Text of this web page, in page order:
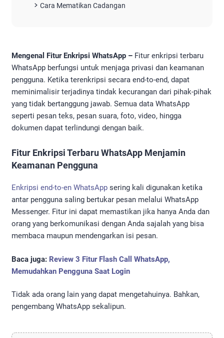
Cara Mematikan Cadangan
Mengenal Fitur Enkripsi WhatsApp – Fitur enkripsi terbaru
WhatsApp berfungsi untuk menjaga privasi dan keamanan
pengguna. Ketika terenkripsi secara end-to-end, dapat
meminimalisir terjadinya tindak kecurangan dari pihak-pihak
yang tidak bertanggung jawab. Semua data WhatsApp
seperti pesan teks, pesan suara, foto, video, hingga
dokumen dapat terlindungi dengan baik.
Fitur Enkripsi Terbaru WhatsApp Menjamin
Keamanan Pengguna
Enkripsi end-to-en WhatsApp sering kali digunakan ketika
antar pengguna saling bertukar pesan melalui WhatsApp
Messenger. Fitur ini dapat memastikan jika hanya Anda dan
orang yang berkomunikasi dengan Anda sajalah yang bisa
membaca maupun mendengarkan isi pesan.
Baca juga: Review 3 Fitur Flash Call WhatsApp,
Memudahkan Pengguna Saat Login
Tidak ada orang lain yang dapat mengetahuinya. Bahkan,
pengembang WhatsApp sekalipun.